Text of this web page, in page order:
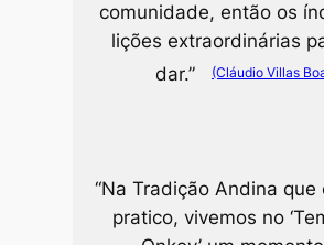
comunidade, então os
lições extraordinárias
dar.”
(Cláudio Villas
“Na Tradição Andina que
pratico, vivemos no ‘